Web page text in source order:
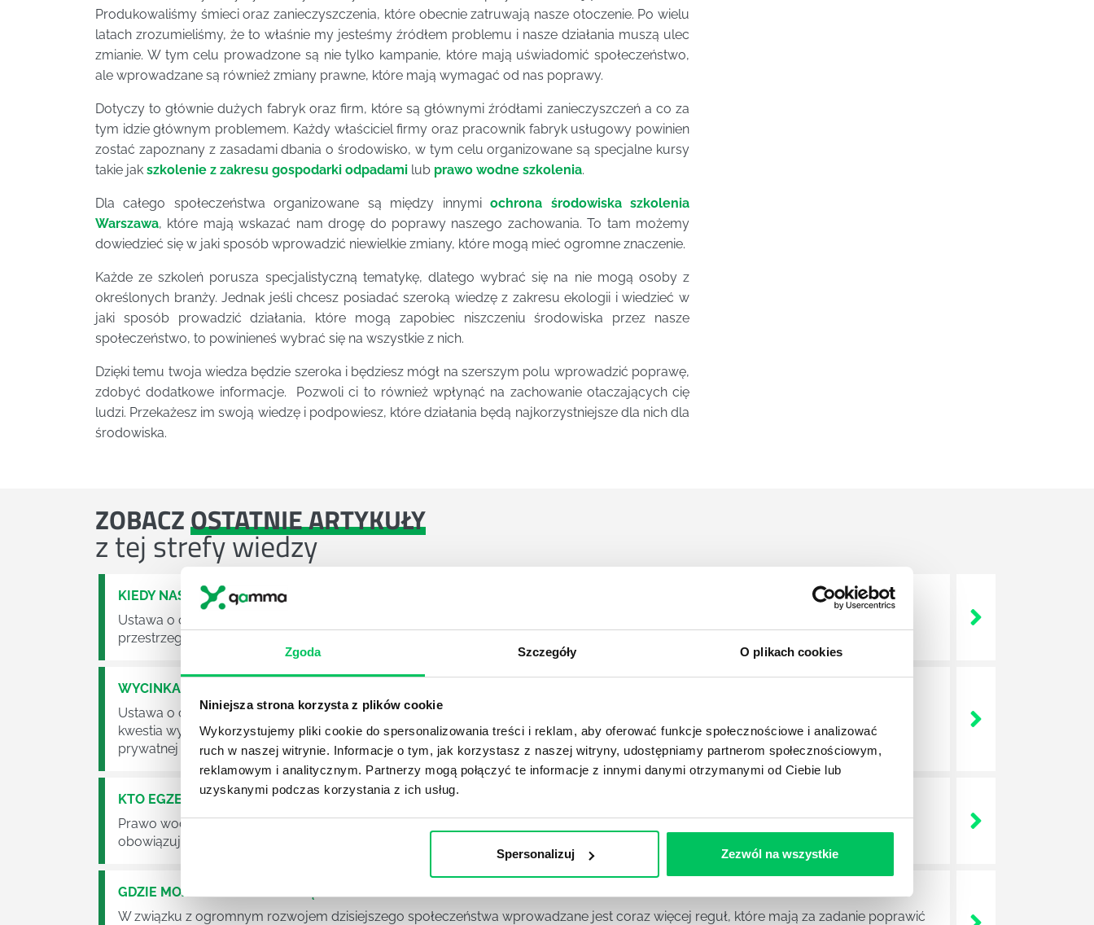
Zgoda Szczegóły O plikach cookies
Niniejsza strona korzysta z plików cookie
Wykorzystujemy pliki cookie do spersonalizowania treści i reklam, aby oferować funkcje społecznościowe i analizować
ruch w naszej witrynie. Informacje o tym, jak korzystasz z naszej witryny, udostępniamy partnerom społecznościowym,
reklamowym i analitycznym. Partnerzy mogą połączyć te informacje z innymi danymi otrzymanymi od Ciebie lub
uzyskanymi podczas korzystania z ich usług.
Spersonalizuj Zezwól na wszystkie
Produkowaliśmy śmieci oraz zanieczyszczenia, które obecnie zatruwają nasze otoczenie. Po wielu
latach zrozumieliśmy, że to właśnie my jesteśmy źródłem problemu i nasze działania muszą ulec
zmianie. W tym celu prowadzone są nie tylko kampanie, które mają uświadomić społeczeństwo,
ale wprowadzane są również zmiany prawne, które mają wymagać od nas poprawy.
Dotyczy to głównie dużych fabryk oraz firm, które są głównymi źródłami zanieczyszczeń a co za
tym idzie głównym problemem. Każdy właściciel firmy oraz pracownik fabryk usługowy powinien
zostać zapoznany z zasadami dbania o środowisko, w tym celu organizowane są specjalne kursy
takie jak szkolenie z zakresu gospodarki odpadami lub prawo wodne szkolenia.
Dla całego społeczeństwa organizowane są między innymiochrona środowiska szkolenia
Warszawa, które mają wskazać nam drogę do poprawy naszego zachowania. To tam możemy
dowiedzieć się w jaki sposób wprowadzić niewielkie zmiany, które mogą mieć ogromne znaczenie.
Każde ze szkoleń porusza specjalistyczną tematykę, dlatego wybrać się na nie mogą osoby z
określonych branży. Jednak jeśli chcesz posiadać szeroką wiedzę z zakresu ekologii i wiedzieć w
jaki sposób prowadzić działania, które mogą zapobiec niszczeniu środowiska przez nasze
społeczeństwo, to powinieneś wybrać się na wszystkie z nich.
Dzięki temu twoja wiedza będzie szeroka i będziesz mógł na szerszym polu wprowadzić poprawę,
zdobyć dodatkowe informacje. Pozwoli ci to również wpłynąć na zachowanie otaczających cię
ludzi. Przekażesz im swoją wiedzę i podpowiesz, które działania będą najkorzystniejsze dla nich dla
środowiska.
ZOBACZOSTATNIE ARTYKUŁY
z tej strefy wiedzy
KIEDY NASTĄPI ZMIANA USTAWY O ODPADACH?
Ustawa o odpadach jest dość istotną ustawą dla każdej firmy. Kiedy dokładnie nowe przepisy wejdą w życie? Od kiedy ich
przestrzeganie będzie już normalnie egzekwowane? Z czym trzeba się tutaj na pewno liczyć?
WYCINKA DRZEW A USTAWA O OCHRONIE ŚRODOWISKA - CO WARTO WIEDZIEĆ?
Ustawa o ochronie środowiska obowiązuje każdego z nas – bez wyjątku. Warto podkreślić, że określona jest w niej także dokładnie
kwestia wycinki drzew. Czy taka wycinka drzew musi być gdziekolwiek zgłaszana? Jak to w zasadzie dokładniej wygląda? Czy z
prywatnej posesji można wyciąć cokolwiek?
KTO EGZEKWUJE PRAWO WODNE?
Prawo wodne to dość skomplikowane prawo w ustawodawstwie polskim. Na czym dokładniej ono polega? Kogo w zasadzie
obowiązuje? Jak wygląda egzekwowanie prawa wodnego? Na te pytania odpowiemy pokrótce poniżej.
GDZIE MOŻEMY ZAPOZNAĆ SIĘ Z WYMAGANIAMI NORM JAKOŚCI WYROBÓW MEDYCZNYCH?
W związku z ogromnym rozwojem dzisiejszego społeczeństwa wprowadzane jest coraz więcej reguł, które mają za zadanie poprawić